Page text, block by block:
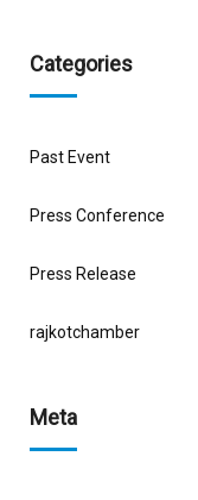
Categories
Past Event
Press Conference
Press Release
rajkotchamber
Meta